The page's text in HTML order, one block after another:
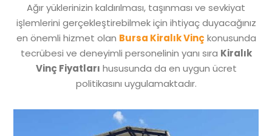
Ağır yüklerinizin kaldırılması, taşınması ve sevkiyat
işlemlerini gerçekleştirebilmek için ihtiyaç duyacağınız
en önemli hizmet olan Bursa Kiralık Vinçkonusunda
tecrübesi ve deneyimli personelinin yanı sıra Kiralık
Vinç Fiyatları hususunda da en uygun ücret
politikasını uygulamaktadır.